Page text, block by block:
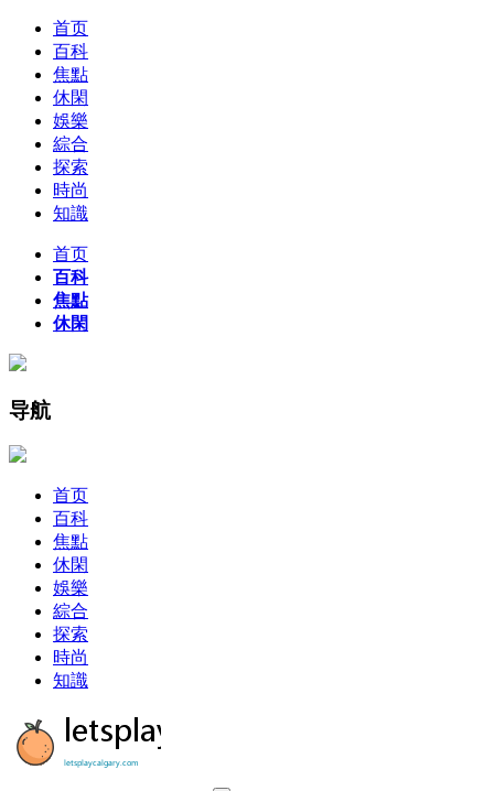
首页
百科
焦點
休閑
娛樂
綜合
探索
時尚
知識
首页
百科
焦點
休閑
导航
首页
百科
焦點
休閑
娛樂
綜合
探索
時尚
知識